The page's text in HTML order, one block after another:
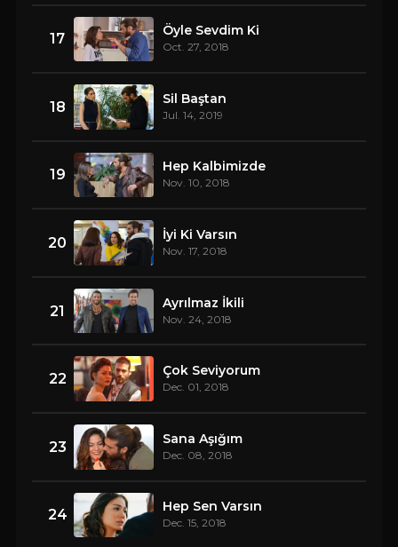
17 Öyle Sevdim Ki
Oct. 27, 2018
18 Sil Baştan
Jul. 14, 2019
19 Hep Kalbimizde
Nov. 10, 2018
20 İyi Ki Varsın
Nov. 17, 2018
21 Ayrılmaz İkili
Nov. 24, 2018
22 Çok Seviyorum
Dec. 01, 2018
23 Sana Aşığım
Dec. 08, 2018
24 Hep Sen Varsın
Dec. 15, 2018